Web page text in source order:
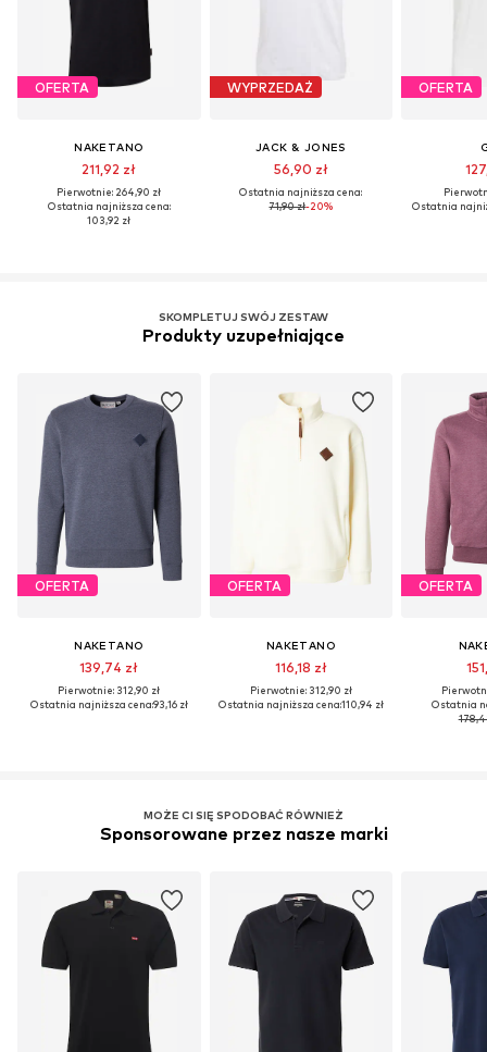
OFERTA
NAKETANO
211,92 zł
Pierwotnie: 264,90 zł
Ostatnia najniższa cena:
103,92 zł
WYPRZEDAŻ
JACK & JONES
56,90 zł
Ostatnia najniższa cena:
71,90 zł-20%
OFERTA
Ostatnia
SKOMPLETUJ SWÓJ ZESTAW
Produkty uzupełniające
OFERTA
NAKETANO
139,74 zł
Pierwotnie: 312,90 zł
Ostatnia najniższa cena:93,16 zł
OFERTA
NAKETANO
116,18 zł
Pierwotnie: 312,90 zł
Ostatnia najniższa cena:110,94 zł
OFERTA
Ostatnia
MOŻE CI SIĘ SPODOBAĆ RÓWNIEŻ
Sponsorowane przez nasze marki